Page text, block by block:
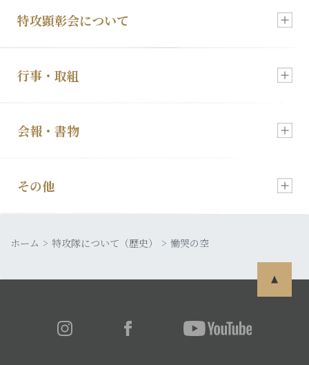
会報
特攻顕彰会について
新着情報
顕彰会について
入会・各種お申込
行事・取組
慰霊祭のご案内
特攻像の奉納
会報・書物
会報「特攻」
発行書籍
その他
皆さまの声
ホーム 特攻隊について（歴史） 慟哭の空